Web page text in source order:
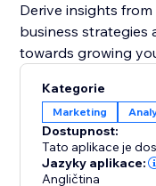
Derive insights
business strategies
Kategorie
Marketing
Dostupnost:
Tato aplikace je
Jazyky aplikace:
Angličtina